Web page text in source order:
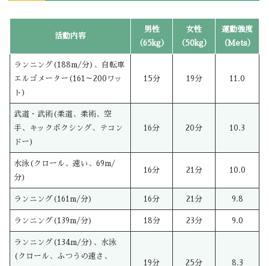
活動内容
男性
（65kg）
女性
（50kg）
運動強度
（Mets）
ランニング(188m/分)、自転車
エルゴメーター(161～200ワッ
ト)
15分 19分 11.0
武道・武術(柔道、柔術、空
手、キックボクシング、テコン
ドー)
16分 20分 10.3
水泳(クロール、速い、69m/
分)
16分 21分 10.0
ランニング(161m/分) 16分 21分 9.8
ランニング(139m/分) 18分 23分 9.0
ランニング(134m/分)、水泳
(クロール、ふつうの速さ、
19分 25分 8.3